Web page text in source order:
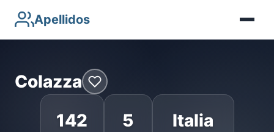
Apellidos
Colazza
142
5 Italia